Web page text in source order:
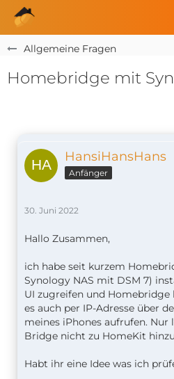
Allgemeine Fragen
Homebridge mit
HansiHansHans
Anfänger
30. Juni 2022
Hallo Zusammen,
ich habe seit kurzem
Synology NAS mit DSM 7)
UI zugreifen und Homebridge
es auch per IP-Adresse über
meines iPhones aufrufen. Nur
Bridge nicht zu HomeKit
Habt ihr eine Idee was ich